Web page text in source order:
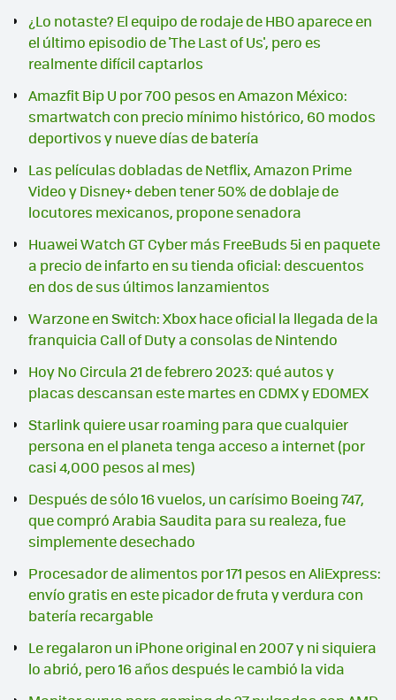
¿Lo notaste? El equipo de rodaje de HBO aparece en
el último episodio de 'The Last of Us', pero es
realmente difícil captarlos
Amazfit Bip U por 700 pesos en Amazon México:
smartwatch con precio mínimo histórico, 60 modos
deportivos y nueve días de batería
Las películas dobladas de Netflix, Amazon Prime
Video y Disney+ deben tener 50% de doblaje de
locutores mexicanos, propone senadora
Huawei Watch GT Cyber más FreeBuds 5i en paquete
a precio de infarto en su tienda oficial: descuentos
en dos de sus últimos lanzamientos
Warzone en Switch: Xbox hace oficial la llegada de la
franquicia Call of Duty a consolas de Nintendo
Hoy No Circula 21 de febrero 2023: qué autos y
placas descansan este martes en CDMX y EDOMEX
Starlink quiere usar roaming para que cualquier
persona en el planeta tenga acceso a internet (por
casi 4,000 pesos al mes)
Después de sólo 16 vuelos, un carísimo Boeing 747,
que compró Arabia Saudita para su realeza, fue
simplemente desechado
Procesador de alimentos por 171 pesos en AliExpress:
envío gratis en este picador de fruta y verdura con
batería recargable
Le regalaron un iPhone original en 2007 y ni siquiera
lo abrió, pero 16 años después le cambió la vida